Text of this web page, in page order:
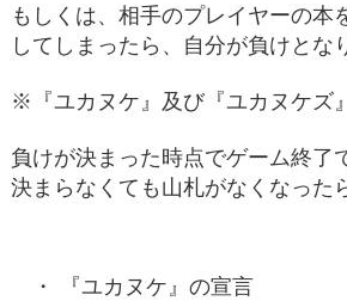
もしくは、相手のプレイヤーの本
してしまったら、自分が負けとな
※『ユカヌケ』及び『ユカヌケズ
負けが決まった時点でゲーム終了
決まらなくても山札がなくなった
『ユカヌケ』の宣言